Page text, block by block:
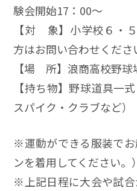
験会開始17：00～
【対 象】小学校６・
方はお問い合わせくださ
【場 所】浪商高校野球
【持ち物】野球道具一
スパイク・クラブなど
※運動ができる服装で
ンを着用してください。）
※上記日程に大会や試